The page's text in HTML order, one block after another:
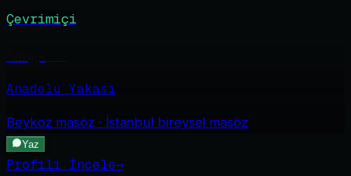
Çevrimiçi
Anadolu Yakası
Beykoz masöz · İstanbul bireysel masöz
Yaz
Profili İncele→